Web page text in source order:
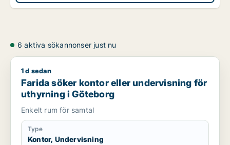
6 aktiva sökannonser just nu
Farida söker kontor eller undervisning för uthyrning i
1 d sedan
Farida söker kontor eller undervisning för
uthyrning i Göteborg
Enkelt rum för samtal
Type
Kontor, Undervisning